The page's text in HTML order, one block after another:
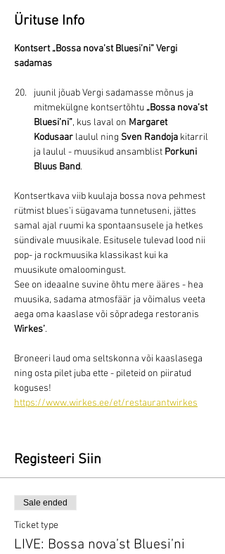
Ürituse Info
Kontsert „Bossa nova’st Bluesi’ni” Vergi
sadamas
juunil jõuab Vergi sadamasse mõnus ja
mitmekülgne kontsertõhtu „Bossa nova’st
Bluesi’ni”, kus laval on Margaret
Kodusaar laulul ning Sven Randoja kitarril
ja laulul - muusikud ansamblist Porkuni
Bluus Band.
Kontsertkava viib kuulaja bossa nova pehmest
rütmist blues’i sügavama tunnetuseni, jättes
samal ajal ruumi ka spontaansusele ja hetkes
sündivale muusikale. Esitusele tulevad lood nii
pop- ja rockmuusika klassikast kui ka
muusikute omaloomingust.
See on ideaalne suvine õhtu mere ääres - hea
muusika, sadama atmosfäär ja võimalus veeta
aega oma kaaslase või sõpradega restoranis
Wirkes’.
Broneeri laud oma seltskonna või kaaslasega
ning osta pilet juba ette - pileteid on piiratud
koguses!
https://www.wirkes.ee/et/restaurantwirkes
Registeeri Siin
Sale ended
Ticket type
LIVE: Bossa nova’st Bluesi’ni